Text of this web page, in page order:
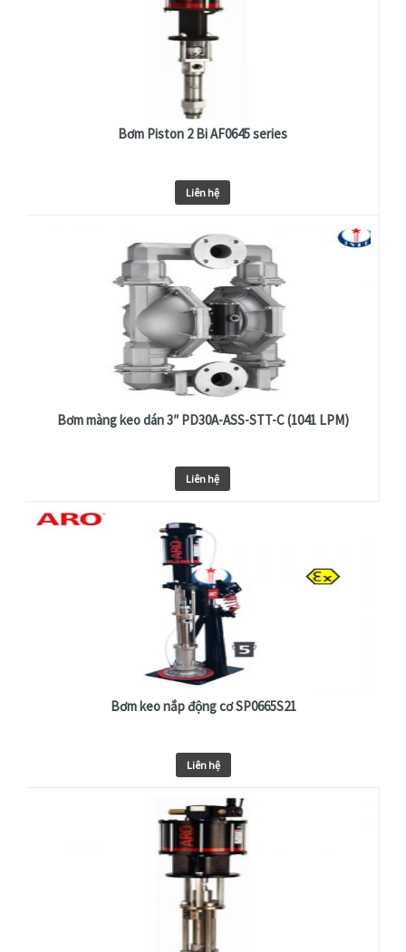
Bơm Piston 2 Bi AF0645 series
Liên hệ
Bơm màng keo dán 3″ PD30A-ASS-STT-C (1041 LPM)
Liên hệ
Bơm keo nắp động cơ SP0665S21
Liên hệ